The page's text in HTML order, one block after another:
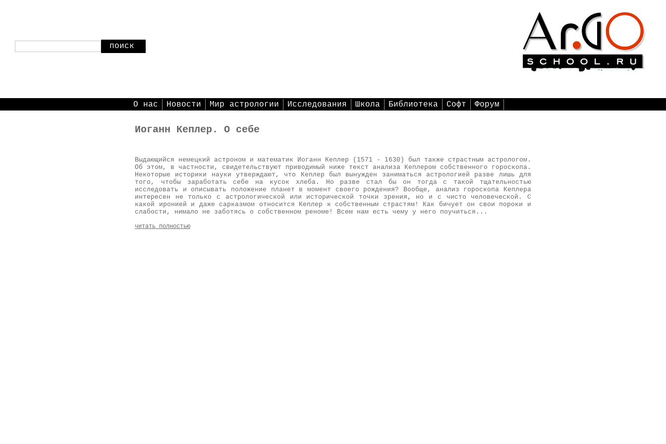
поиск
О нас Новости Мир астрологии Исследования Школа Библиотека Софт Форум
Иоганн Кеплер. О себе
Выдающийся немецкий астроном и математик Иоганн Кеплер (1571 - 1630) был также страстным астрологом.
Об этом, в частности, свидетельствуют приводимый ниже текст анализа Кеплером собственного гороскопа.
Некоторые историки науки утверждают, что Кеплер был вынужден заниматься астрологией разве лишь для
того, чтобы заработать себе на кусок хлеба. Но разве стал бы он тогда с такой тщательностью
исследовать и описывать положение планет в момент своего рождения? Вообще, анализ гороскопа Кеплера
интересен не только с астрологической или исторической точки зрения, но и с чисто человеческой. С
какой иронией и даже сарказмом относится Кеплер к собственным страстям! Как бичует он свои пороки и
слабости, нимало не заботясь о собственном реноме! Всем нам есть чему у него поучиться...
читать полностью